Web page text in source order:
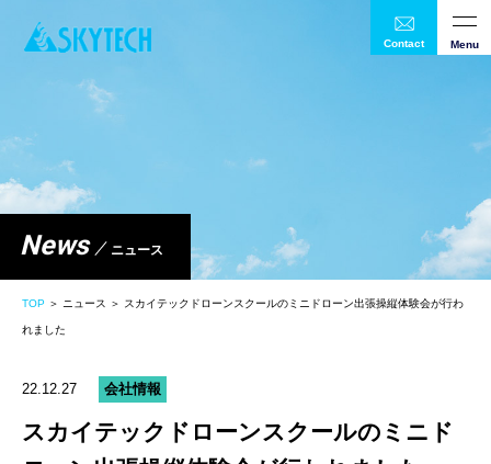
Contact Menu
News ニュース
TOP ＞ ニュース ＞ スカイテックドローンスクールのミニドローン出張操縦体験会が行わ
れました
22.12.27 会社情報
スカイテックドローンスクールのミニド